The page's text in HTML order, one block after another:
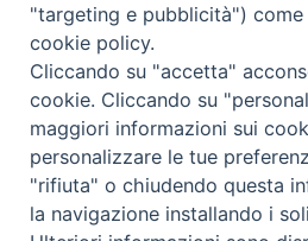
Diocesi di Assisi -
Tadino
P.zza Vescovado 3,
@2017
"targeting e pubblicità")
cookie policy.
Cliccando su "accetta"
cookie. Cliccando su
maggiori informazioni sui
personalizzare le tue
"rifiuta" o chiudendo questa
la navigazione installando i